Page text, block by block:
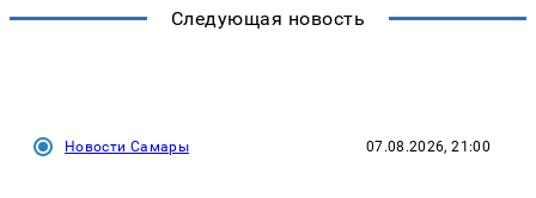
Следующая новость
Новости Самары 07.08.2026, 21:00